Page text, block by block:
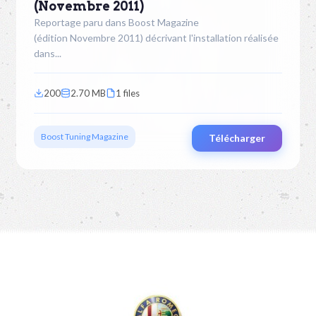
(Novembre 2011)
Reportage paru dans Boost Magazine
(édition Novembre 2011) décrivant l'installation réalisée
dans...
200 2.70 MB 1 files
Boost Tuning Magazine Télécharger